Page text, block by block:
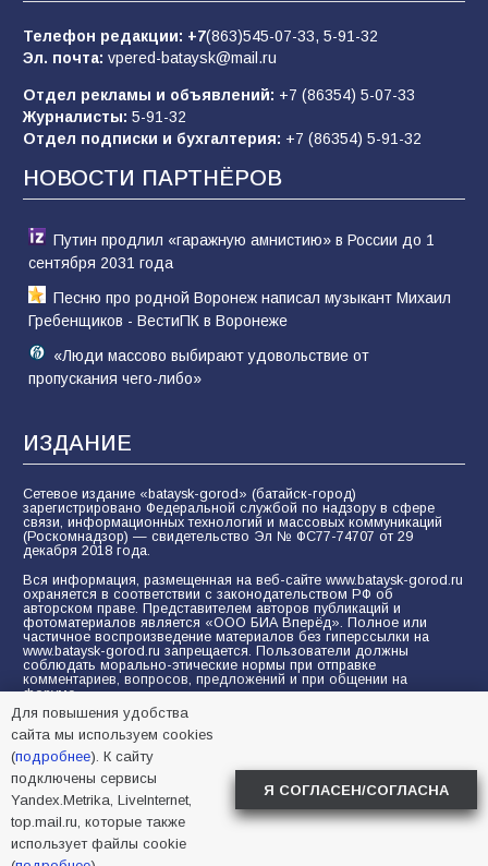
«Слухами Москву не возьмёшь»: почему
заявления Киева о мобилизации — это
отчаяние, а не разведка
81 02.08.2026
Телефон редакции: +7(863)545-07-33, 5-91-32
Эл. почта: vpered-bataysk@mail.ru
Отдел рекламы и объявлений: +7 (86354) 5-07-33
Журналисты: 5-91-32
Отдел подписки и бухгалтерия: +7 (86354) 5-91-32
НОВОСТИ ПАРТНЁРОВ
Путин продлил «гаражную амнистию» в России до 1
сентября 2031 года
Песню про родной Воронеж написал музыкант Михаил
Гребенщиков - ВестиПК в Воронеже
«Люди массово выбирают удовольствие от
пропускания чего-либо»
ИЗДАНИЕ
Сетевое издание «bataysk-gorod» (батайск-город)
зарегистрировано Федеральной службой по надзору в сфере
связи, информационных технологий и массовых коммуникаций
(Роскомнадзор) — свидетельство Эл № ФС77-74707 от 29
декабря 2018 года.
Вся информация, размещенная на веб-сайте www.bataysk-gorod.ru
охраняется в соответствии с законодательством РФ об
авторском праве. Представителем авторов публикаций и
фотоматериалов является «ООО БИА Вперёд». Полное или
частичное воспроизведение материалов без гиперссылки на
www.bataysk-gorod.ru запрещается. Пользователи должны
соблюдать морально-этические нормы при отправке
комментариев, вопросов, предложений и при общении на
форуме.
Политика конфиденциальности и защиты информации
Согласие на обработку персональных данных с помощью
сервисов Yandex.Metrika, LiveInternet, top.mail.ru
© 2005-2026 БИА «ВПЕРЕД»
Для повышения удобства
сайта мы используем cookies
(подробнее). К сайту
подключены сервисы
Yandex.Metrika, LiveInternet,
top.mail.ru, которые также
использует файлы cookie
Я СОГЛАСЕН/СОГЛАСНА